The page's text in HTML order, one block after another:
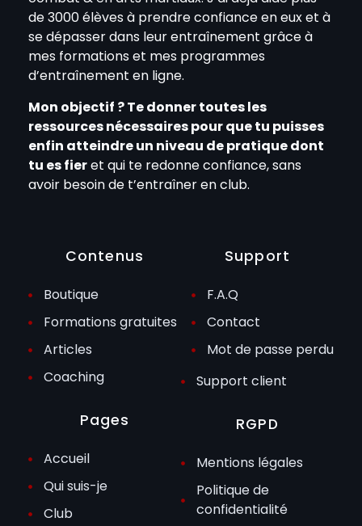
de 3000 élèves à prendre confiance en eux et à
se dépasser dans leur entraînement grâce à
mes formations et mes programmes
d’entraînement en ligne.
Mon objectif ? Te donner toutes les
ressources nécessaires pour que tu puisses
enfin atteindre un niveau de pratique dont
tu es fieret qui te redonne confiance, sans
avoir besoin de t’entraîner en club.
Contenus
Boutique
Formations gratuites
Articles
Coaching
Pages
Accueil
Qui suis-je
Club
Support
F.A.Q
Contact
Mot de passe perdu
Support client
RGPD
Mentions légales
Politique de
confidentialité